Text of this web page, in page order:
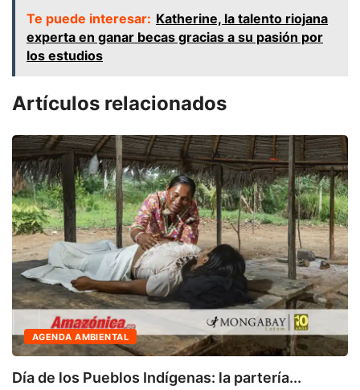
Te puede interesar: Katherine, la talento riojana
experta en ganar becas gracias a su pasión por
los estudios
Artículos relacionados
ÚLTIMO MINUTO
MINEM y Gobierno Regional de Huánuco